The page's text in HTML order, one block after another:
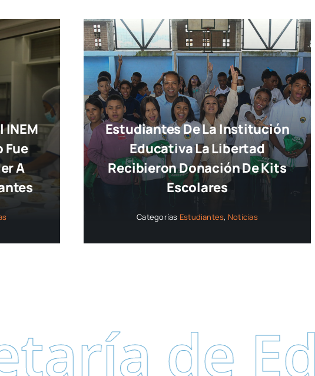
INEM
Fue
A
Estudiantes De La Institución
Educativa La Libertad
Recibieron Donación De Kits
Escolares
Categorías Estudiantes, Noticias